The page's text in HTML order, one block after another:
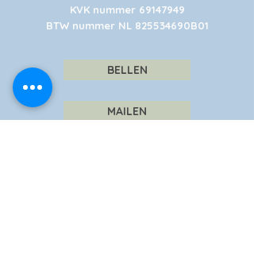
KVK nummer 69147949
BTW nummer NL 825534690B01
BELLEN
MAILEN